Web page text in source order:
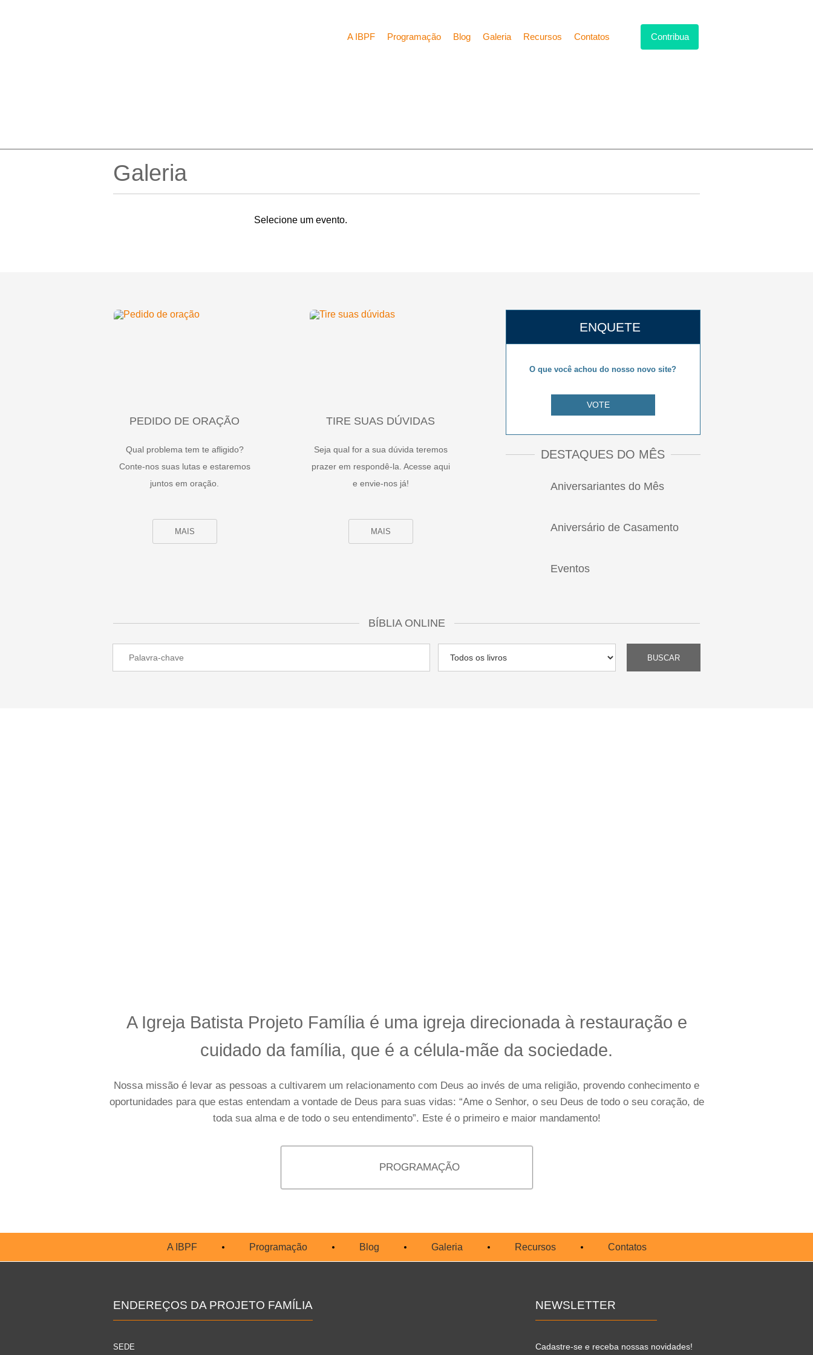
A IBPF Programação Blog Galeria Recursos Contatos Contribua
Galeria
Selecione um evento.
PEDIDO DE ORAÇÃO
Qual problema tem te afligido?
Conte-nos suas lutas e estaremos
juntos em oração.
MAIS
TIRE SUAS DÚVIDAS
Seja qual for a sua dúvida teremos
prazer em respondê-la. Acesse aqui
e envie-nos já!
MAIS
ENQUETE
O que você achou do nosso novo site?
VOTE
DESTAQUES DO MÊS
Aniversariantes do Mês
Aniversário de Casamento
Eventos
BÍBLIA ONLINE
A Igreja Batista Projeto Famíliaé uma igreja direcionada à restauração e
cuidado da família, que é a célula-mãe da sociedade.
Nossa missão é levar as pessoas a cultivarem um relacionamento com Deus ao invés de uma religião, provendo conhecimento e
oportunidades para que estas entendam a vontade de Deus para suas vidas: “Ame o Senhor, o seu Deus de todo o seu coração, de
toda sua alma e de todo o seu entendimento”. Este é o primeiro e maior mandamento!
PROGRAMAÇÃO
A IBPF Programação Blog Galeria Recursos Contatos
ENDEREÇOS DA PROJETO FAMÍLIA
SEDE
NEWSLETTER
Cadastre-se e receba nossas novidades!